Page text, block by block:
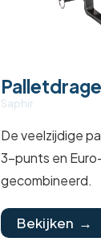
Saphir
De veelzijdige
3-punts en
gecombineerd.
Bekijken →